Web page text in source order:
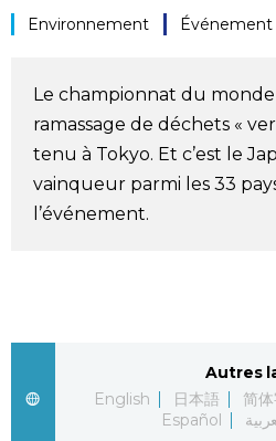
Culture
Le japonais
En plus
Personnages
Environnement Événement
Le championnat du monde
ramassage de déchets «
tenu à Tokyo. Et c’est le
vainqueur parmi les 33
l’événement.
Autres
English
日本語 简
Español